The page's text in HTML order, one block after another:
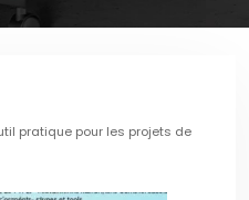
pratique pour les projets de